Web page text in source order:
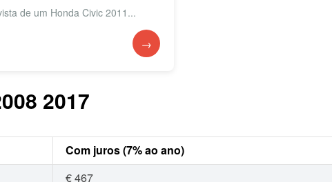
de um Honda Civic 2011...
→
2017
Com juros (7% ao ano)
€ 467